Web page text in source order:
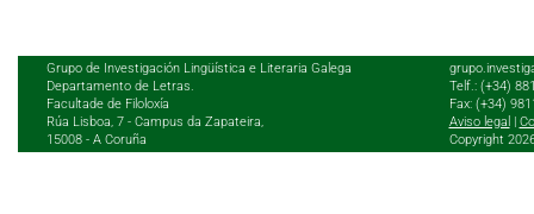
Grupo de Investigación Lingüística e Literaria Galega
Departamento de Letras.
Facultade de Filoloxía
Rúa Lisboa, 7 - Campus da Zapateira,
15008 - A Coruña
Telf.: (+34)
Fax: (+34)
Aviso legal
Copyright